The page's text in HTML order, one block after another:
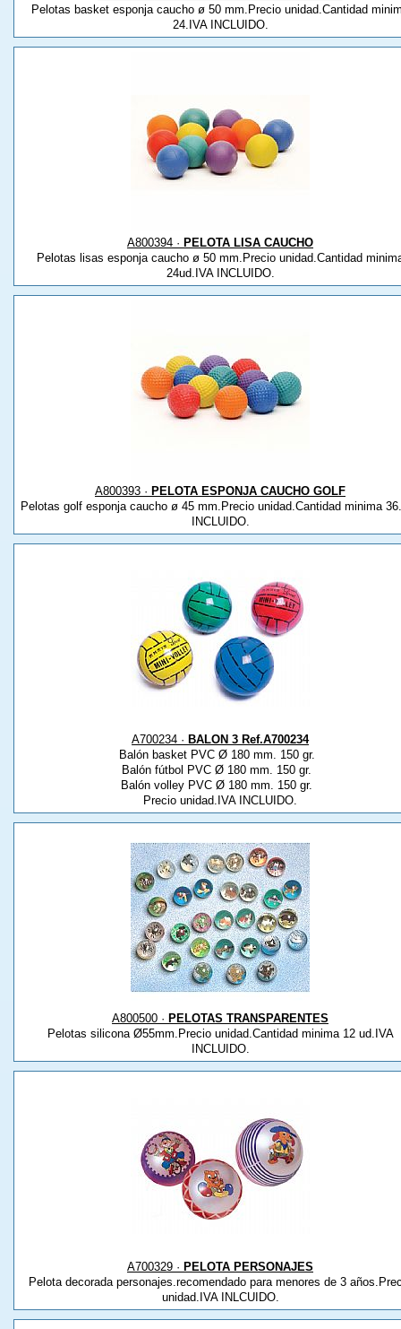
Pelotas basket esponja caucho ø 50 mm.Precio unidad.Cantidad
24.IVA INCLUIDO.
A800394 · PELOTA LISA CAUCHO
Pelotas lisas esponja caucho ø 50 mm.Precio unidad.Cantidad
24ud.IVA INCLUIDO.
A800393 · PELOTA ESPONJA CAUCHO GOLF
Pelotas golf esponja caucho ø 45 mm.Precio unidad.Cantidad minima
INCLUIDO.
A700234 · BALON 3 Ref.A700234
Balón basket PVC Ø 180 mm. 150 gr.
Balón fútbol PVC Ø 180 mm. 150 gr.
Balón volley PVC Ø 180 mm. 150 gr.
Precio unidad.IVA INCLUIDO.
A800500 · PELOTAS TRANSPARENTES
Pelotas silicona Ø55mm.Precio unidad.Cantidad minima 12 ud.IVA
INCLUIDO.
A700329 · PELOTA PERSONAJES
Pelota decorada personajes.recomendado para menores de 3
unidad.IVA INLCUIDO.